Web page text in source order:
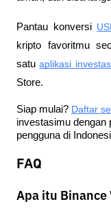
Pantau konversi
kripto favoritmu
satu aplikasi
Store.
Siap mulai? Daftar
investasimu dengan
pengguna di
FAQ
Apa itu Binance